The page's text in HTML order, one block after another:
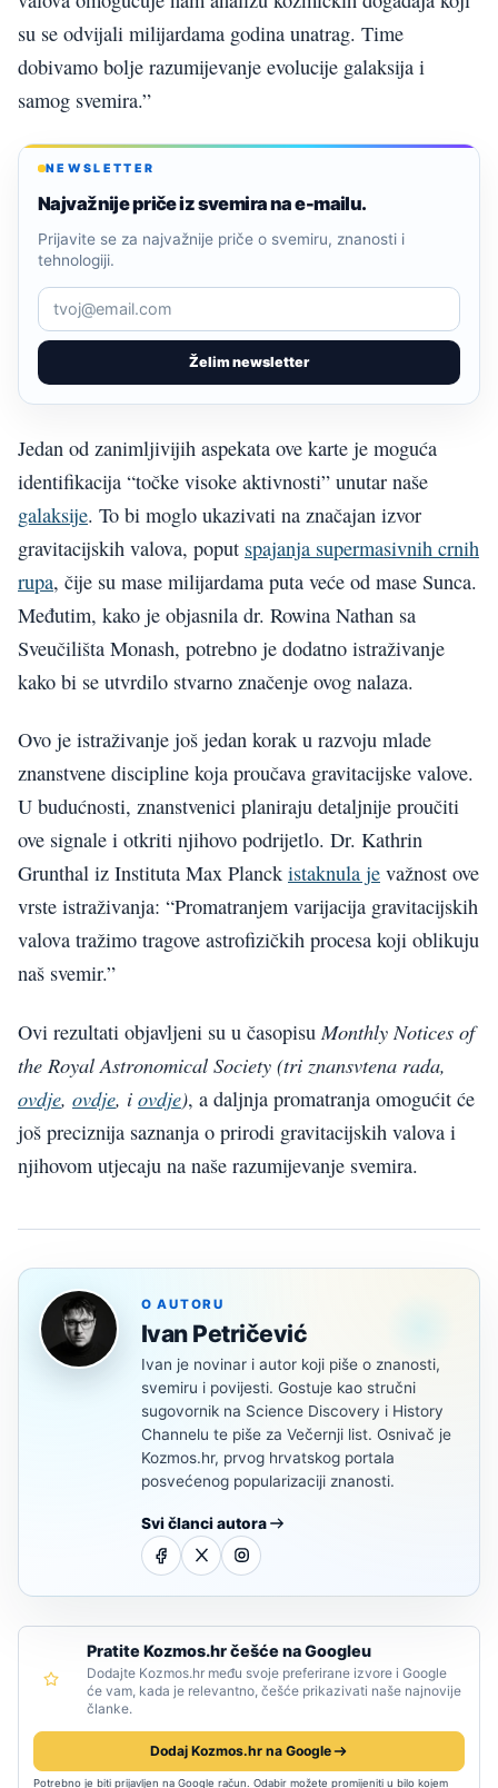
su se odvijali milijardama godina unatrag. Time
dobivamo bolje razumijevanje evolucije galaksija i
samog svemira.”
NEWSLETTER
Najvažnije priče iz svemira na e-mailu.
Želim newsletter
Prijavite se za najvažnije priče o svemiru, znanosti i
tehnologiji.
Jedan od zanimljivijih aspekata ove karte je moguća
identifikacija “točke visoke aktivnosti” unutar naše
galaksije. To bi moglo ukazivati na značajan izvor
gravitacijskih valova, poput spajanja supermasivnih crnih
rupa, čije su mase milijardama puta veće od mase Sunca.
Međutim, kako je objasnila dr. Rowina Nathan sa
Sveučilišta Monash, potrebno je dodatno istraživanje
kako bi se utvrdilo stvarno značenje ovog nalaza.
Ovo je istraživanje još jedan korak u razvoju mlade
znanstvene discipline koja proučava gravitacijske valove.
U budućnosti, znanstvenici planiraju detaljnije proučiti
ove signale i otkriti njihovo podrijetlo. Dr. Kathrin
Grunthal iz Instituta Max Planck istaknula je važnost ove
vrste istraživanja: “Promatranjem varijacija gravitacijskih
valova tražimo tragove astrofizičkih procesa koji oblikuju
naš svemir.”
Ovi rezultati objavljeni su u časopisu Monthly Notices of
the Royal Astronomical Society (tri znansvtena rada,
ovdje, ovdje, i ovdje), a daljnja promatranja omogućit će
još preciznija saznanja o prirodi gravitacijskih valova i
njihovom utjecaju na naše razumijevanje svemira.
O AUTORU
Ivan Petričević
Ivan je novinar i autor koji piše o znanosti,
svemiru i povijesti. Gostuje kao stručni
sugovornik na Science Discovery i History
Channelu te piše za Večernji list. Osnivač je
Kozmos.hr, prvog hrvatskog portala
posvećenog popularizaciji znanosti.
Svi članci autora
Pratite Kozmos.hr češće na Googleu
Dodajte Kozmos.hr među svoje preferirane izvore i Google
će vam, kada je relevantno, češće prikazivati naše najnovije
članke.
Dodaj Kozmos.hr na Google
Potrebno je biti prijavljen na Google račun. Odabir možete promijeniti u bilo kojem